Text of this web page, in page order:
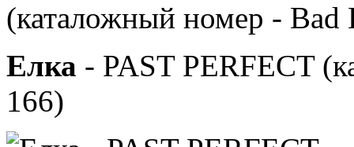
(каталожный номер - Bad
Елка - PAST PERFECT
166)